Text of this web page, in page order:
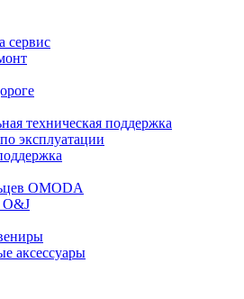
сервис
техническая поддержка
эксплуатации
OMODA
аксессуары